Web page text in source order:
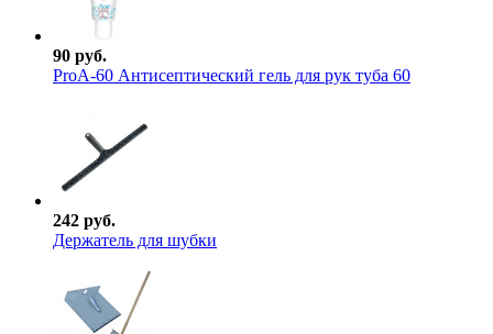
90 руб.
ProА-60 Антисептический гель для рук туба 60
242 руб.
Держатель для шубки